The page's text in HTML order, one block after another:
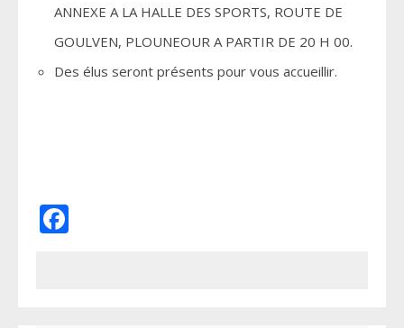
ANNEXE A LA HALLE DES SPORTS, ROUTE DE
GOULVEN, PLOUNEOUR A PARTIR DE 20 H 00.
Des élus seront présents pour vous accueillir.